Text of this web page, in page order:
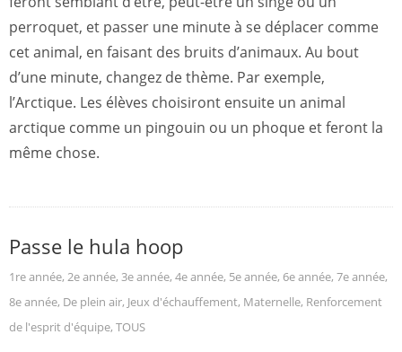
perroquet, et passer une minute à se déplacer comme
cet animal, en faisant des bruits d’animaux. Au bout
d’une minute, changez de thème. Par exemple,
l’Arctique. Les élèves choisiront ensuite un animal
arctique comme un pingouin ou un phoque et feront la
même chose.
Passe le hula hoop
1re année, 2e année, 3e année, 4e année, 5e année, 6e année, 7e année,
8e année, De plein air, Jeux d'échauffement, Maternelle, Renforcement
de l'esprit d'équipe, TOUS